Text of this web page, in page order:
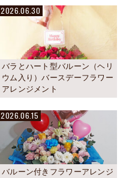
2026.06.30
バラとハート型バルーン（ヘリ
ウム入り）バースデーフラワー
アレンジメント
2026.06.15
バルーン付きフラワーアレンジ